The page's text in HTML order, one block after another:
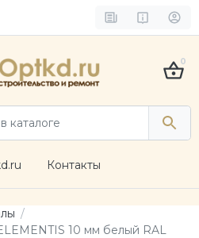
0
Контакты
10 мм белый RAL